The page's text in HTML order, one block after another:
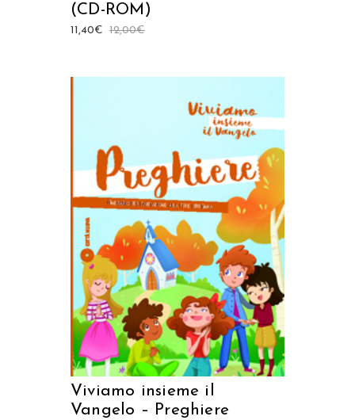
(CD-ROM)
12,00€
11,40€
AGGIUNGI AL CARRELLO
Viviamo insieme il
Vangelo – Preghiere